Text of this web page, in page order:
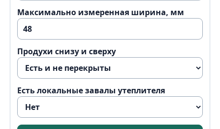
Максимально измеренная ширина, мм
Продухи снизу и сверху
Есть локальные завалы утеплителя